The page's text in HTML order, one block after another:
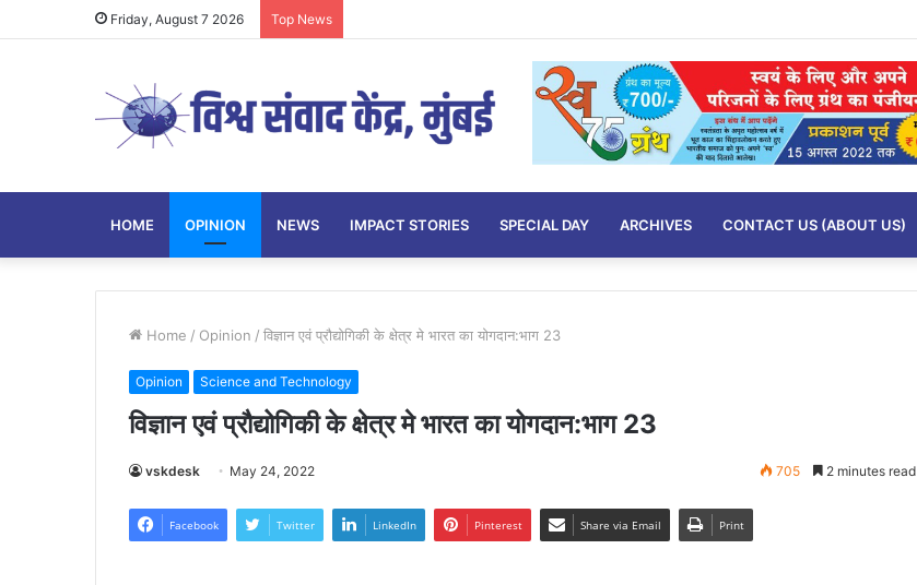
Friday, August 7 2026 Top News
HOME OPINION NEWS IMPACT STORIES SPECIAL DAY ARCHIVES CONTACT US (ABOUT US)
Home / Opinion / विज्ञान एवं प्रौद्योगिकी के क्षेत्र मे भारत का योगदान:भाग 23
Opinion Science and Technology
विज्ञान एवं प्रौद्योगिकी के क्षेत्र मे भारत का योगदान:भाग 23
vskdesk May 24, 2022 705 2 minutes read
Facebook Twitter LinkedIn Pinterest Share via Email Print